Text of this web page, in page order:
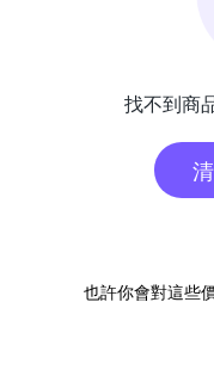
找不到商
也許你會對這些